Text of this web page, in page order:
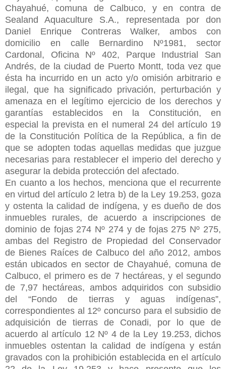
Chayahué, comuna de Calbuco, y en contra de
Sealand Aquaculture S.A., representada por don
Daniel Enrique Contreras Walker, ambos con
domicilio en calle Bernardino Nº1981, sector
Cardonal, Oficina Nº 402, Parque Industrial San
Andrés, de la ciudad de Puerto Montt, toda vez que
ésta ha incurrido en un acto y/o omisión arbitrario e
ilegal, que ha significado privación, perturbación y
amenaza en el legítimo ejercicio de los derechos y
garantías establecidos en la Constitución, en
especial la prevista en el numeral 24 del artículo 19
de la Constitución Política de la República, a fin de
que se adopten todas aquellas medidas que juzgue
necesarias para restablecer el imperio del derecho y
asegurar la debida protección del afectado.
En cuanto a los hechos, menciona que el recurrente
en virtud del artículo 2 letra b) de la Ley 19.253, goza
y ostenta la calidad de indígena, y es dueño de dos
inmuebles rurales, de acuerdo a inscripciones de
dominio de fojas 274 Nº 274 y de fojas 275 Nº 275,
ambas del Registro de Propiedad del Conservador
de Bienes Raíces de Calbuco del año 2012, ambos
están ubicados en sector de Chayahué, comuna de
Calbuco, el primero es de 7 hectáreas, y el segundo
de 7,97 hectáreas, ambos adquiridos con subsidio
del “Fondo de tierras y aguas indígenas”,
correspondientes al 12º concurso para el subsidio de
adquisición de tierras de Conadi, por lo que de
acuerdo al artículo 12 Nº 4 de la Ley 19.253, dichos
inmuebles ostentan la calidad de indígena y están
gravados con la prohibición establecida en el artículo